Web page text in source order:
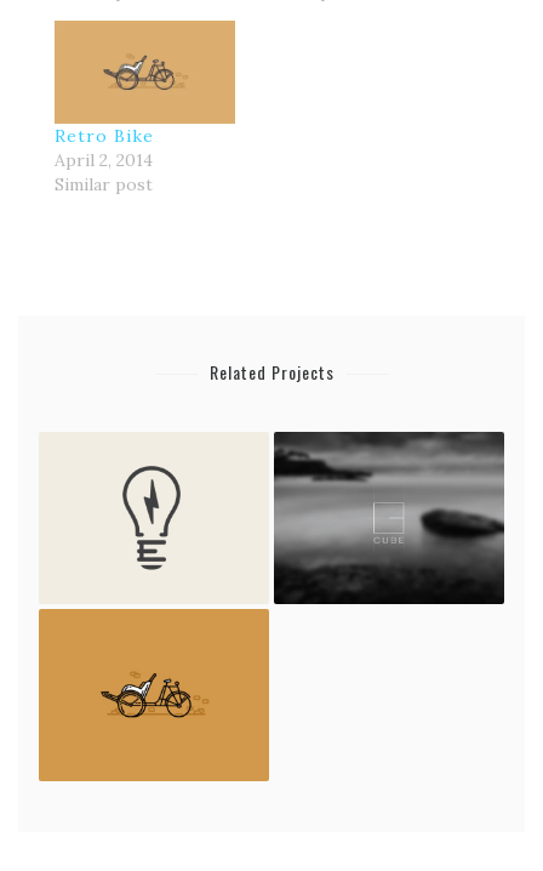
Retro Bike
April 2, 2014
Similar post
Related Projects
Electrik Bulb Cube
Retro Bike